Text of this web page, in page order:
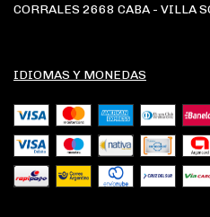
CORRALES 2668 CABA - VILLA
IDIOMAS Y MONEDAS